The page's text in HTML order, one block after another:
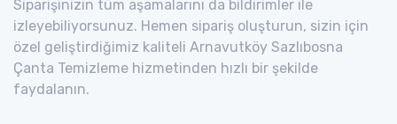
Siparişinizin tüm aşamalarını da bildirimler ile
izleyebiliyorsunuz. Hemen sipariş oluşturun, sizin için
özel geliştirdiğimiz kaliteli Arnavutköy Sazlıbosna
Çanta Temizleme hizmetinden hızlı bir şekilde
faydalanın.